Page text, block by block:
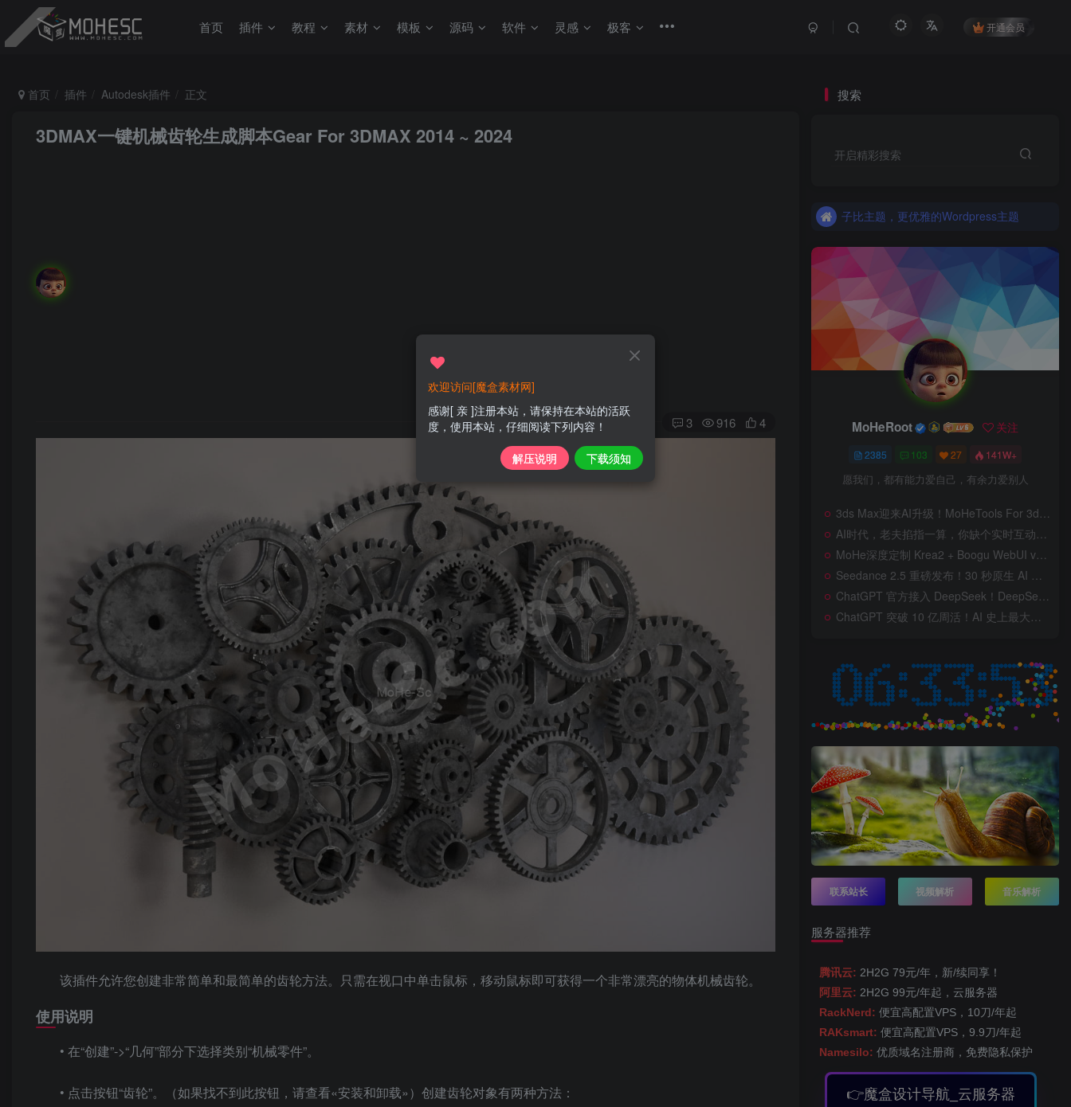
首页 插件 教程 素材 模板 源码 软件 灵感 极客 开通会员
首页 插件 Autodesk插件 正文
3DMAX一键机械齿轮生成脚本Gear For 3DMAX 2014 ~ 2024
3 916 4
该插件允许您创建非常简单和最简单的齿轮方法。只需在视口中单击鼠标，移动鼠标即可获得一个非常漂亮的物体机械齿轮。
使用说明
• 在“创建”->“几何”部分下选择类别“机械零件”。
• 点击按钮“齿轮”。（如果找不到此按钮，请查看«安装和卸载»）创建齿轮对象有两种方法：
搜索
开启精彩搜索
子比主题，更优雅的Wordpress主题
子比主题，更优雅的Wordpress主题
MoHeRoot 关注
2385 103 27 141W+
愿我们，都有能力爱自己，有余力爱别人
3ds Max迎来AI升级！MoHeTools For 3ds Max 2012 ~ 2026 智能工具箱插件发布，支持AI 3D建模、文生图、图生图、效果图生成，全面提升室内设计效率
AI时代，老夫掐指一算，你缺个实时互动的 AI 赛博女友！无需 API、完全免费、实时语音互动，零延迟打造专属 AI 数字女友，附本地部署教程！
MoHe深度定制 Krea2 + Boogu WebUI v2.0 重磅发布！专为 AI 室内设计师打造，一键切换定制工作流，彻底告别 ComfyUI 复杂节点，一键生图！
Seedance 2.5 重磅发布！30 秒原生 AI 视频、50 个多模态参考、原位编辑全上线，告别抽卡盲盒，AI 视频正式进入导演时代！
ChatGPT 官方接入 DeepSeek！DeepSeek V4 Flash 0731 重磅开源发布！AI 编程能力全面升级，支持识图、支持 Responses API，本地部署全攻略！
ChatGPT 突破 10 亿周活！AI 史上最大用户奇迹背后，OpenAI 正面对一场百亿美元级商业挑战
联系站长 视频解析 音乐解析
服务器推荐
腾讯云: 2H2G 79元/年，新/续同享！
阿里云: 2H2G 99元/年起，云服务器
RackNerd: 便宜高配置VPS，10刀/年起
RAKsmart: 便宜高配置VPS，9.9刀/年起
Namesilo: 优质域名注册商，免费隐私保护
👉魔盒设计导航_云服务器
欢迎访问[魔盒素材网]
感谢[ 亲 ]注册本站，请保持在本站的活跃
度，使用本站，仔细阅读下列内容！
解压说明 下载须知